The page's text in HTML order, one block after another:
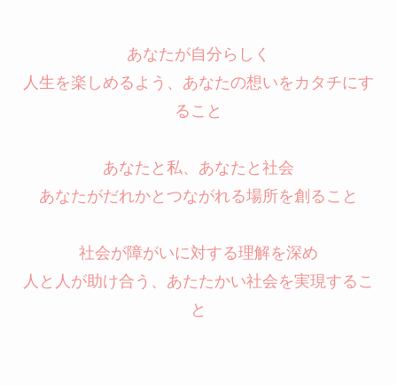
あなたが自分らしく
人生を楽しめるよう、あなたの想いをカタチにす
ること
あなたと私、あなたと社会
あなたがだれかとつながれる場所を創ること
社会が障がいに対する理解を深め
人と人が助け合う、あたたかい社会を実現するこ
と